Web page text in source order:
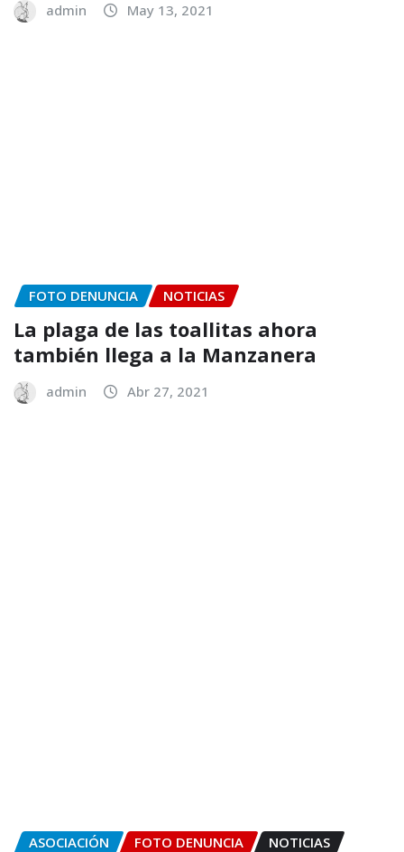
admin May 13, 2021
FOTO DENUNCIA NOTICIAS
La plaga de las toallitas ahora
también llega a la Manzanera
admin Abr 27, 2021
ASOCIACIÓN FOTO DENUNCIA NOTICIAS